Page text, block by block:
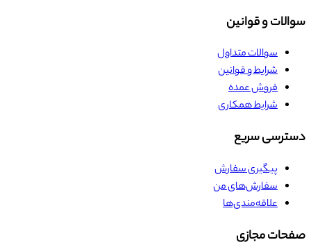
سوالات و قوانین
سوالات متداول
شرایط و قوانین
فروش عمده
شرایط همکاری
دسترسی سریع
پیگیری سفارش
سفارش‌های من
علاقه‌مندی‌ها
صفحات مجازی